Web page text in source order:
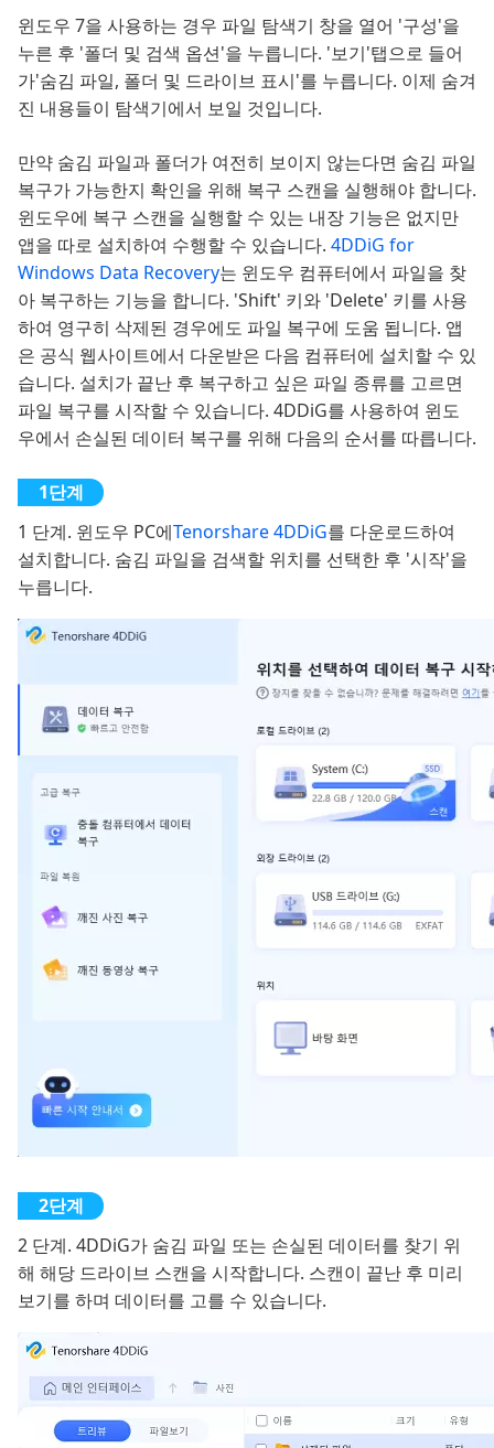
윈도우 7을 사용하는 경우 파일 탐색기 창을 열어 '구성'을
누른 후 '폴더 및 검색 옵션'을 누릅니다. '보기'탭으로 들어
가'숨김 파일, 폴더 및 드라이브 표시'를 누릅니다. 이제 숨겨
진 내용들이 탐색기에서 보일 것입니다.
만약 숨김 파일과 폴더가 여전히 보이지 않는다면 숨김 파일
복구가 가능한지 확인을 위해 복구 스캔을 실행해야 합니다.
윈도우에 복구 스캔을 실행할 수 있는 내장 기능은 없지만
앱을 따로 설치하여 수행할 수 있습니다. 4DDiG for
Windows Data Recovery는 윈도우 컴퓨터에서 파일을 찾
아 복구하는 기능을 합니다. 'Shift' 키와 'Delete' 키를 사용
하여 영구히 삭제된 경우에도 파일 복구에 도움 됩니다. 앱
은 공식 웹사이트에서 다운받은 다음 컴퓨터에 설치할 수 있
습니다. 설치가 끝난 후 복구하고 싶은 파일 종류를 고르면
파일 복구를 시작할 수 있습니다. 4DDiG를 사용하여 윈도
우에서 손실된 데이터 복구를 위해 다음의 순서를 따릅니다.
1 단계. 윈도우 PC에Tenorshare 4DDiG를 다운로드하여
설치합니다. 숨김 파일을 검색할 위치를 선택한 후 '시작'을
누릅니다.
2 단계. 4DDiG가 숨김 파일 또는 손실된 데이터를 찾기 위
해 해당 드라이브 스캔을 시작합니다. 스캔이 끝난 후 미리
보기를 하며 데이터를 고를 수 있습니다.